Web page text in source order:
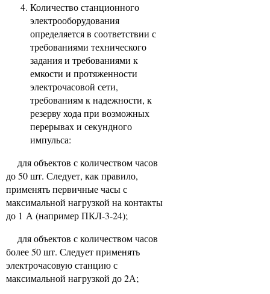
Количество станционного
электрооборудования
определяется в соответствии с
требованиями технического
задания и требованиями к
емкости и протяженности
электрочасовой сети,
требованиям к надежности, к
резерву хода при возможных
перерывах и секундного
импульса:
для объектов с количеством часов
до 50 шт. Следует, как правило,
применять первичные часы с
максимальной нагрузкой на контакты
до 1 А (например ПКЛ-3-24);
для объектов с количеством часов
более 50 шт. Следует применять
электрочасовую станцию с
максимальной нагрузкой до 2А;